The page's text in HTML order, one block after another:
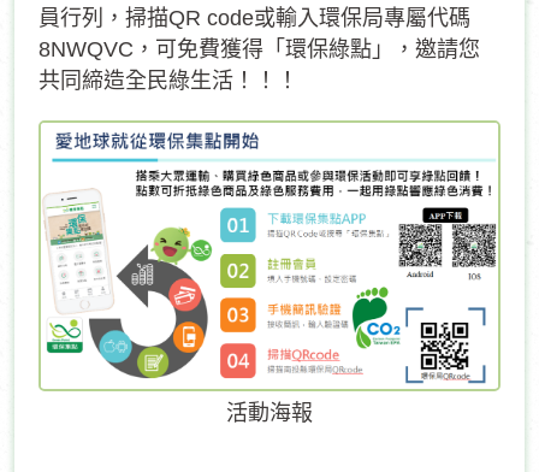
員行列，掃描QR code或輸入環保局專屬代碼
8NWQVC，可免費獲得「環保綠點」，邀請您
共同締造全民綠生活！！！
活動海報